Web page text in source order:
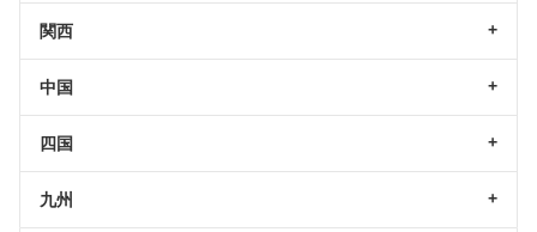
関西
中国
四国
九州